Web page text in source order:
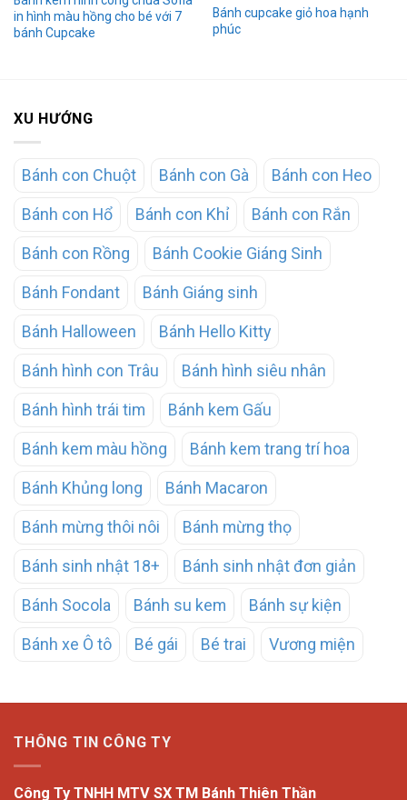
in hình màu hồng cho bé với 7
bánh Cupcake
Bánh cupcake giỏ hoa hạnh
phúc
XU HƯỚNG
Bánh con Chuột Bánh con Gà Bánh con Heo
Bánh con Hổ Bánh con Khỉ Bánh con Rắn
Bánh con Rồng Bánh Cookie Giáng Sinh
Bánh Fondant Bánh Giáng sinh
Bánh Halloween Bánh Hello Kitty
Bánh hình con Trâu Bánh hình siêu nhân
Bánh hình trái tim Bánh kem Gấu
Bánh kem màu hồng Bánh kem trang trí hoa
Bánh Khủng long Bánh Macaron
Bánh mừng thôi nôi Bánh mừng thọ
Bánh sinh nhật 18+ Bánh sinh nhật đơn giản
Bánh Socola Bánh su kem Bánh sự kiện
Bánh xe Ô tô Bé gái Bé trai Vương miện
THÔNG TIN CÔNG TY
Công Ty TNHH MTV SX TM Bánh Thiên Thần